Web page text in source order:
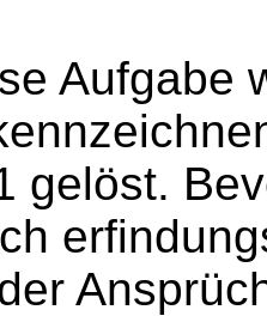
Aufgabe
gelöst.